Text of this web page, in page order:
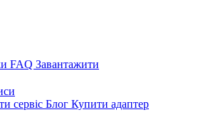
FAQ Завантажити
сервіс Блог Купити адаптер